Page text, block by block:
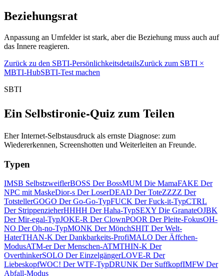
Beziehungsrat
Anpassung an Umfelder ist stark, aber die Beziehung muss auch auf
das Innere reagieren.
Zurück zu den SBTI-PersönlichkeitsdetailsZurück zum SBTI ×
MBTI-HubSBTI-Test machen
SBTI
Ein Selbstironie-Quiz zum Teilen
Eher Internet-Selbstausdruck als ernste Diagnose: zum
Wiedererkennen, Screenshotten und Weiterleiten an Freunde.
Typen
IMSB SelbstzweiflerBOSS Der BossMUM Die MamaFAKE Der
NPC mit MaskeDior-s Der LoserDEAD Der ToteZZZZ Der
TotstellerGOGO Der Go-Go-TypFUCK Der Fuck-it-TypCTRL
Der StrippenzieherHHHH Der Haha-TypSEXY Die GranateOJBK
Der Mir-egal-TypJOKE-R Der ClownPOOR Der Pleite-FokusOH-
NO Der Oh-no-TypMONK Der MönchSHIT Der Welt-
HaterTHAN-K Der Dankbarkeits-ProfiMALO Der Äffchen-
ModusATM-er Der Menschen-ATMTHIN-K Der
OverthinkerSOLO Der EinzelgängerLOVE-R Der
LiebeskopfWOC! Der WTF-TypDRUNK Der SuffkopfIMFW Der
Abfall-Modus